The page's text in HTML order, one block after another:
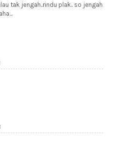
tak jengah..rindu plak.. so jengah